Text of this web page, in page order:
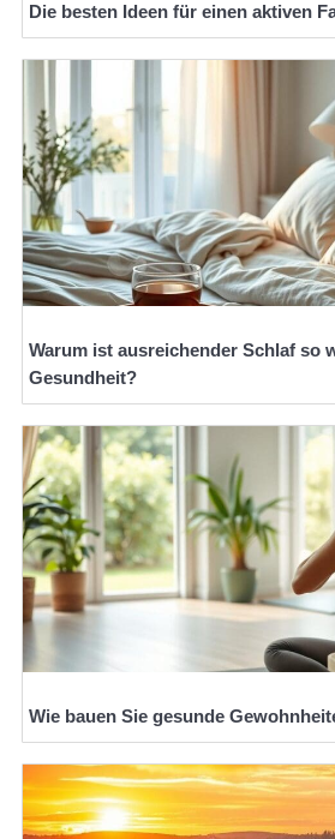
Die besten Ideen für einen aktiven
Warum ist ausreichender Schlaf so
Gesundheit?
Wie bauen Sie gesunde